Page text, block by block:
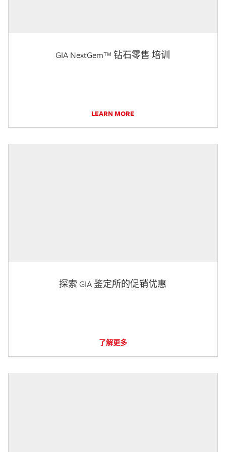
GIA NextGem™ 钻石零售 培训
LEARN MORE
探索 GIA 鉴定所的促销优惠
了解更多